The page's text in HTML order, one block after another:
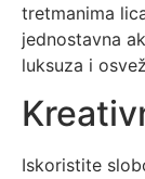
tretmanima
jednostavna
luksuza i
Iskoristite